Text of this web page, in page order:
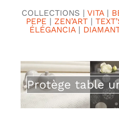
COLLECTIONS | VITA|
PEPE | ZEN’ART|
ÉLÉGANCIA|
Protège table